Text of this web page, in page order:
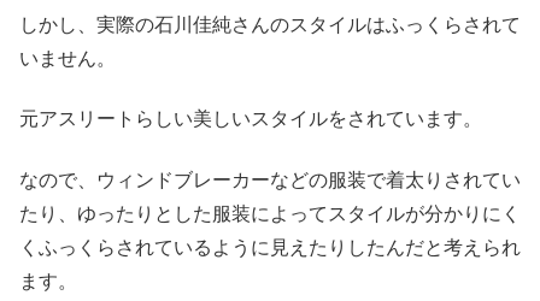
しかし、実際の石川佳純さんのスタイルはふっくらされて
いません。
元アスリートらしい美しいスタイルをされています。
なので、ウィンドブレーカーなどの服装で着太りされてい
たり、ゆったりとした服装によってスタイルが分かりにく
くふっくらされているように見えたりしたんだと考えられ
ます。